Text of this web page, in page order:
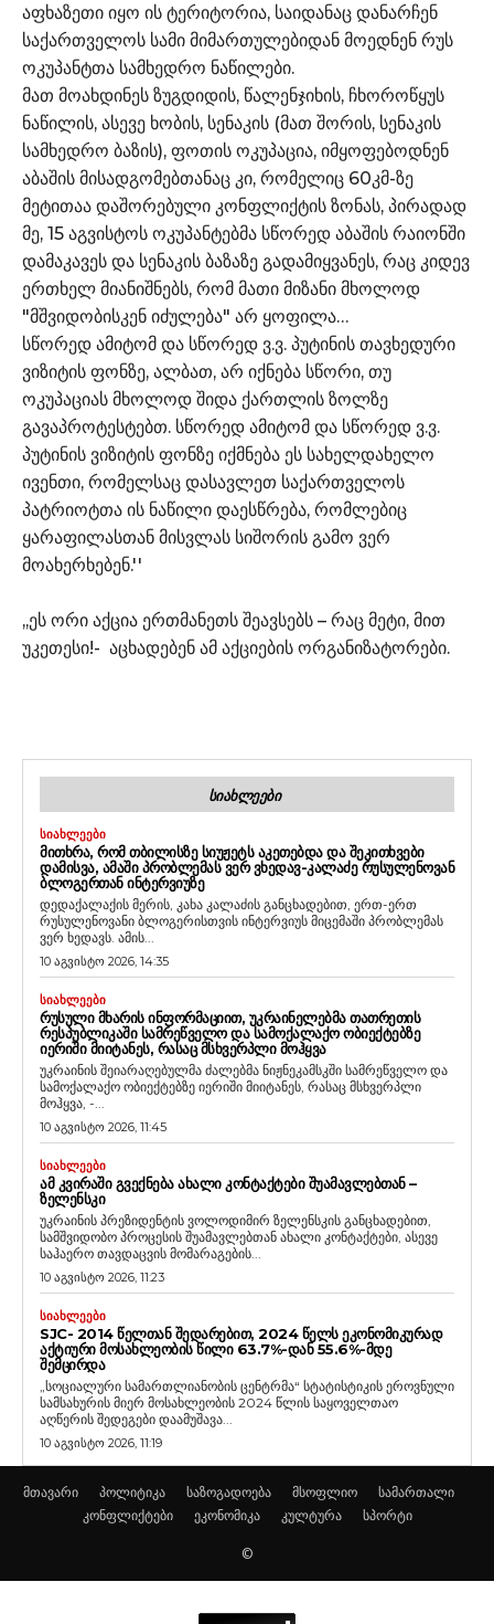
აფხაზეთი იყო ის ტერიტორია, საიდანაც დანარჩენ
საქართველოს სამი მიმართულებიდან მოედნენ რუს
ოკუპანტთა სამხედრო ნაწილები.
მათ მოახდინეს ზუგდიდის, წალენჯიხის, ჩხოროწყუს
ნაწილის, ასევე ხობის, სენაკის (მათ შორის, სენაკის
სამხედრო ბაზის), ფოთის ოკუპაცია, იმყოფებოდნენ
აბაშის მისადგომებთანაც კი, რომელიც 60კმ-ზე
მეტითაა დაშორებული კონფლიქტის ზონას, პირადად
მე, 15 აგვისტოს ოკუპანტებმა სწორედ აბაშის რაიონში
დამაკავეს და სენაკის ბაზაზე გადამიყვანეს, რაც კიდევ
ერთხელ მიანიშნებს, რომ მათი მიზანი მხოლოდ
"მშვიდობისკენ იძულება" არ ყოფილა…
სწორედ ამიტომ და სწორედ ვ.ვ. პუტინის თავხედური
ვიზიტის ფონზე, ალბათ, არ იქნება სწორი, თუ
ოკუპაციას მხოლოდ შიდა ქართლის ზოლზე
გავაპროტესტებთ. სწორედ ამიტომ და სწორედ ვ.ვ.
პუტინის ვიზიტის ფონზე იქმნება ეს სახელდახელო
ივენთი, რომელსაც დასავლეთ საქართველოს
პატრიოტთა ის ნაწილი დაესწრება, რომლებიც
ყარაფილასთან მისვლას სიშორის გამო ვერ
მოახერხებენ.''
,,ეს ორი აქცია ერთმანეთს შეავსებს – რაც მეტი, მით
უკეთესი!- აცხადებენ ამ აქციების ორგანიზატორები.
ᲡᲘᲐᲮᲚᲔᲔᲑᲘ
ᲡᲘᲐᲮᲚᲔᲔᲑᲘ
ᲛᲘᲗᲮᲠᲐ, ᲠᲝᲛ ᲗᲑᲘᲚᲘᲡᲖᲔ ᲡᲘᲣᲟᲔᲢᲡ ᲐᲙᲔᲗᲔᲑᲓᲐ ᲓᲐ ᲨᲔᲙᲘᲗᲮᲕᲔᲑᲘ
ᲓᲐᲛᲘᲡᲕᲐ, ᲐᲛᲐᲨᲘ ᲞᲠᲝᲑᲚᲔᲛᲐᲡ ᲕᲔᲠ ᲕᲮᲔᲓᲐᲕ-ᲙᲐᲚᲐᲫᲔ ᲠᲣᲡᲣᲚᲔᲜᲝᲕᲐᲜ
ᲑᲚᲝᲒᲔᲠᲗᲐᲜ ᲘᲜᲢᲔᲠᲕᲘᲣᲖᲔ
დედაქალაქის მერის, კახა კალაძის განცხადებით, ერთ-ერთ
რუსულენოვანი ბლოგერისთვის ინტერვიუს მიცემაში პრობლემას
ვერ ხედავს. ამის...
10 აგვისტო 2026, 14:35
ᲡᲘᲐᲮᲚᲔᲔᲑᲘ
ᲠᲣᲡᲣᲚᲘ ᲛᲮᲐᲠᲘᲡ ᲘᲜᲤᲝᲠᲛᲐᲪᲘᲘᲗ, ᲣᲙᲠᲐᲘᲜᲔᲚᲔᲑᲛᲐ ᲗᲐᲗᲠᲔᲗᲘᲡ
ᲠᲔᲡᲞᲣᲑᲚᲘᲙᲐᲨᲘ ᲡᲐᲛᲠᲔᲬᲕᲔᲚᲝ ᲓᲐ ᲡᲐᲛᲝᲥᲐᲚᲐᲥᲝ ᲝᲑᲘᲔᲥᲢᲔᲑᲖᲔ
ᲘᲔᲠᲘᲨᲘ ᲛᲘᲘᲢᲐᲜᲔᲡ, ᲠᲐᲡᲐᲪ ᲛᲡᲮᲕᲔᲠᲞᲚᲘ ᲛᲝᲰᲧᲕᲐ
უკრაინის შეიარაღებულმა ძალებმა ნიჟნეკამსკში სამრეწველო და
სამოქალაქო ობიექტებზე იერიში მიიტანეს, რასაც მსხვერპლი
მოჰყვა, -...
10 აგვისტო 2026, 11:45
ᲡᲘᲐᲮᲚᲔᲔᲑᲘ
ᲐᲛ ᲙᲕᲘᲠᲐᲨᲘ ᲒᲕᲔᲥᲜᲔᲑᲐ ᲐᲮᲐᲚᲘ ᲙᲝᲜᲢᲐᲥᲢᲔᲑᲘ ᲨᲣᲐᲛᲐᲕᲚᲔᲑᲗᲐᲜ –
ᲖᲔᲚᲔᲜᲡᲙᲘ
უკრაინის პრეზიდენტის ვოლოდიმირ ზელენსკის განცხადებით,
სამშვიდობო პროცესის შუამავლებთან ახალი კონტაქტები, ასევე
საჰაერო თავდაცვის მომარაგების...
10 აგვისტო 2026, 11:23
ᲡᲘᲐᲮᲚᲔᲔᲑᲘ
SJC- 2014 ᲬᲔᲚᲗᲐᲜ ᲨᲔᲓᲐᲠᲔᲑᲘᲗ, 2024 ᲬᲔᲚᲡ ᲔᲙᲝᲜᲝᲛᲘᲙᲣᲠᲐᲓ
ᲐᲥᲢᲘᲣᲠᲘ ᲛᲝᲡᲐᲮᲚᲔᲝᲑᲘᲡ ᲬᲘᲚᲘ 63.7%-ᲓᲐᲜ 55.6%-ᲛᲓᲔ
ᲨᲔᲛᲪᲘᲠᲓᲐ
„სოციალური სამართლიანობის ცენტრმა“ სტატისტიკის ეროვნული
სამსახურის მიერ მოსახლეობის 2024 წლის საყოველთაო
აღწერის შედეგები დაამუშავა...
10 აგვისტო 2026, 11:19
მთავარი პოლიტიკა საზოგადოება მსოფლიო
სამართალი
კონფლიქტები
ეკონომიკა კულტურა სპორტი
©